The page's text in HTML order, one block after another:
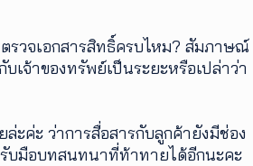
รวจเอกสารสิทธิ์ครบไหม? สัมภาษณ์
เจ้าของทรัพย์เป็นระยะหรือเปล่าว่า
ะค่ะ ว่าการสื่อสารกับลูกค้ายังมีช่อง
บมือบทสนทนาที่ท้าทายได้อีกนะคะ